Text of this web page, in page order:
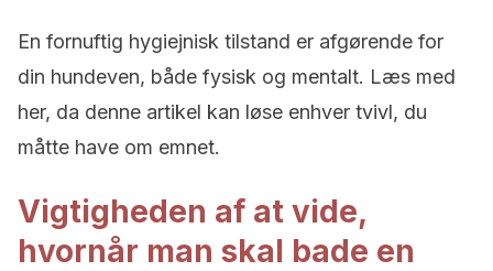
En fornuftig hygiejnisk tilstand er afgørende for
din hundeven, både fysisk og mentalt. Læs med
her, da denne artikel kan løse enhver tvivl, du
måtte have om emnet.
Vigtigheden af ​​at vide,
hvornår man skal bade en